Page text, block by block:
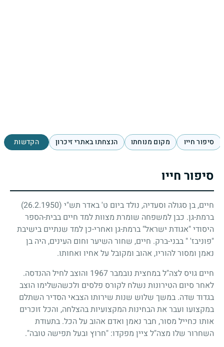
סיפור חייו מקום מנוחתו הנצחתו באתרי זיכרון הקדשות
סיפור חייו
חיים, בן סגולה וסעדיה, נולד ביום ט' באדר תש"י (26.2.1950)
ברמת-גן. כבן למשפחה שומרת מצוות למד חיים בבית-הספר
היסודי "אגודת ישראל" ברמת-גן ואחרי-כן למד שנתיים בישיבת
"פוניבז' " בבני-ברק. חיים, שחור השיער וחום העינים, היה בן
נאמן ומסור להוריו, אהוב ומקובל על אחיו ואחותו.
חיים גויס לצה"ל במחצית נובמבר1967 והוצב לחיל ההנדסה.
לאחר סיום הטירונות נשלח לקורס פלסים ולכשהשלימו הוצב
בגדוד שדה. במשך שלוש שנות שירותו הצבאי הסדיר השתלם
במקצועו ועבר את הבחינות המקצועיות בהצלחה, והכל זוכרים
אותו כחייל מסור, חבר נאמן ואדם אהוב על הכל. בתעודת
השחרור שלו מצה"ל ציין מפקדו: "חרוץ ובעל תפישה טובה".